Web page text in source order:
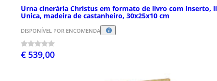
Urna cinerária Christus em formato de livro com inserto,
Unica, madeira de castanheiro, 30x25x10 cm
DISPONÍVEL POR ENCOMENDA
€ 539,00